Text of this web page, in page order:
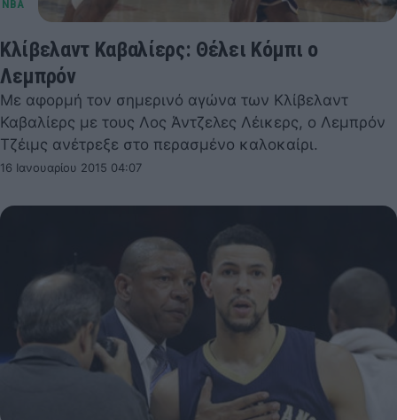
Κλίβελαντ Καβαλίερς: Θέλει Κόμπι ο
Λεμπρόν
Με αφορμή τον σημερινό αγώνα των Κλίβελαντ
Καβαλίερς με τους Λος Άντζελες Λέικερς, ο Λεμπρόν
Τζέιμς ανέτρεξε στο περασμένο καλοκαίρι.
16 Ιανουαρίου 2015 04:07